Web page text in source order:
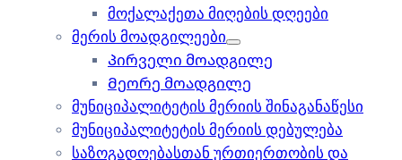
მოქალაქეთა მიღების დღეები
მერის მოადგილეები
Პირველი მოადგილე
Მეორე მოადგილე
მუნიციპალიტეტის მერიის შინაგანაწესი
მუნიციპალიტეტის მერიის დებულება
საზოგადოებასთან ურთიერთობის და